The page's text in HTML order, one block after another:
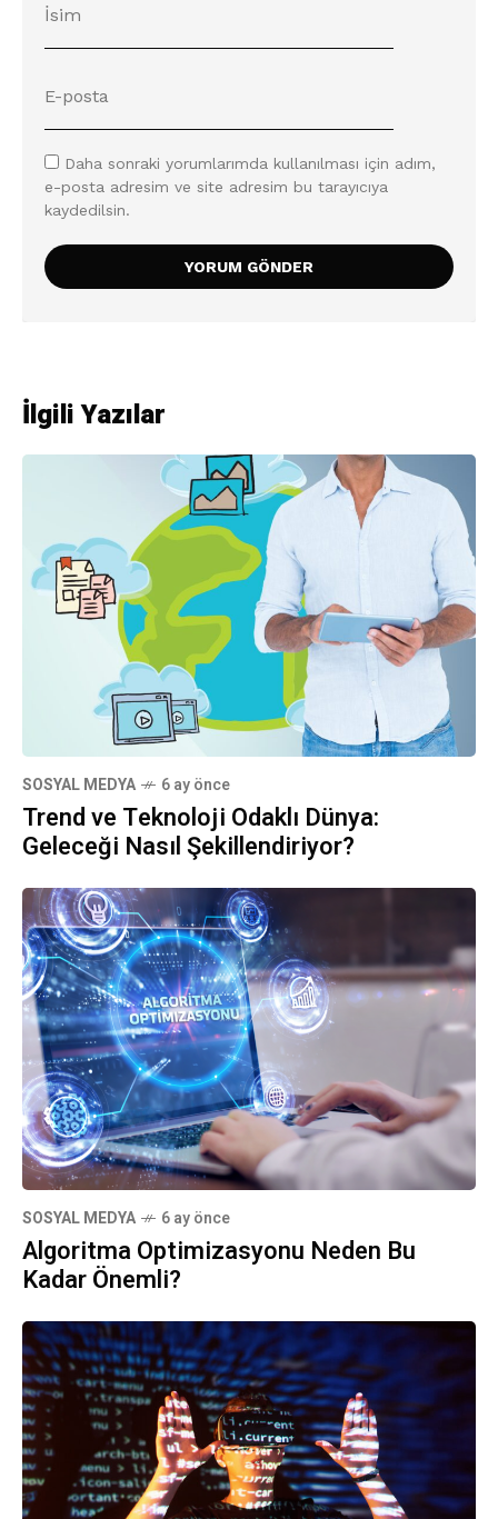
Daha sonraki yorumlarımda kullanılması için adım,
e-posta adresim ve site adresim bu tarayıcıya
kaydedilsin.
İlgili Yazılar
SOSYAL MEDYA 6 ay önce
Trend ve Teknoloji Odaklı Dünya:
Geleceği Nasıl Şekillendiriyor?
SOSYAL MEDYA 6 ay önce
Algoritma Optimizasyonu Neden Bu
Kadar Önemli?